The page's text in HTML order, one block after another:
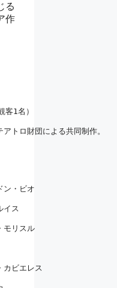
る
作
客1名）
トロ財団による共同制作。
ン・ビオ
イス
モリスル
カビエレス